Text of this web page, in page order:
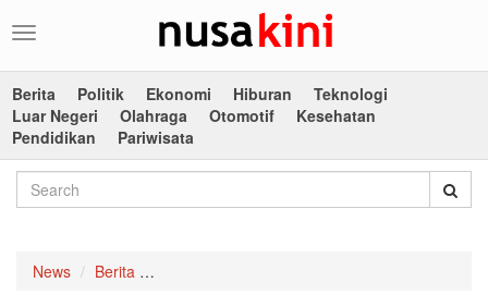
Toggle
Berita
Politik Ekonomi Hiburan
Teknologi
Luar Negeri
Olahraga Otomotif
Kesehatan
Pendidikan
Pariwisata
News Berita